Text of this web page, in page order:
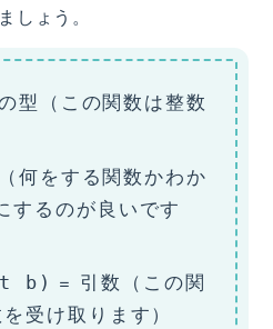
しょう。
型（この関数は整数
何をする関数かわか
するのが良いです
b) = 引数（この関
受け取ります）